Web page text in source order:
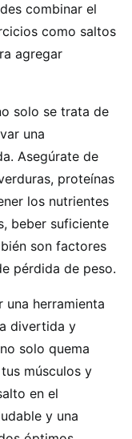
combinar el
como saltos
agregar
solo se trata de
una
Asegúrate de
proteínas
los nutrientes
beber suficiente
son factores
pérdida de peso.
una herramienta
divertida y
solo quema
músculos y
en el
y una